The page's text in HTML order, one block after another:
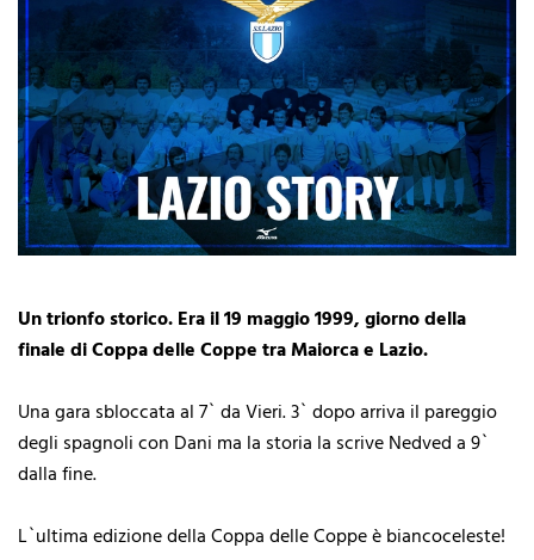
Un trionfo storico. Era il 19 maggio 1999, giorno della
finale di Coppa delle Coppe tra Maiorca e Lazio.
Una gara sbloccata al 7` da Vieri. 3` dopo arriva il pareggio
degli spagnoli con Dani ma la storia la scrive Nedved a 9`
dalla fine.
L`ultima edizione della Coppa delle Coppe è biancoceleste!